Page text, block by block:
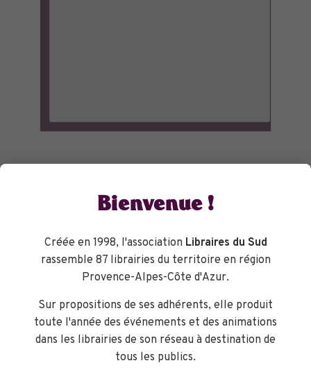
Bienvenue !
Créée en 1998, l'association Libraires du Sud
rassemble 87 librairies du territoire en région
Provence-Alpes-Côte d'Azur.
Sur propositions de ses adhérents, elle produit
toute l'année des événements et des animations
dans les librairies de son réseau à destination de
tous les publics.